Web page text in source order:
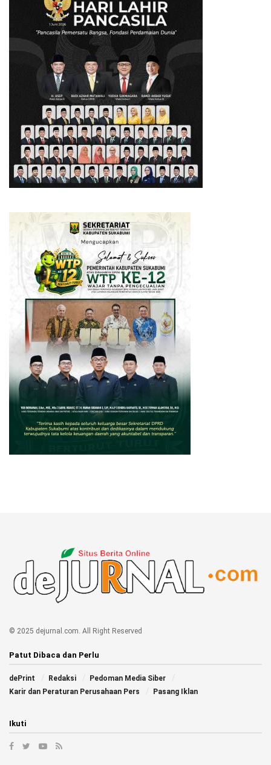
© 2025 dejurnal.com. All Right Reserved
Patut Dibaca dan Perlu
dePrint Redaksi
Pedoman Media Siber
Karir dan Peraturan Perusahaan Pers
Pasang Iklan
Ikuti